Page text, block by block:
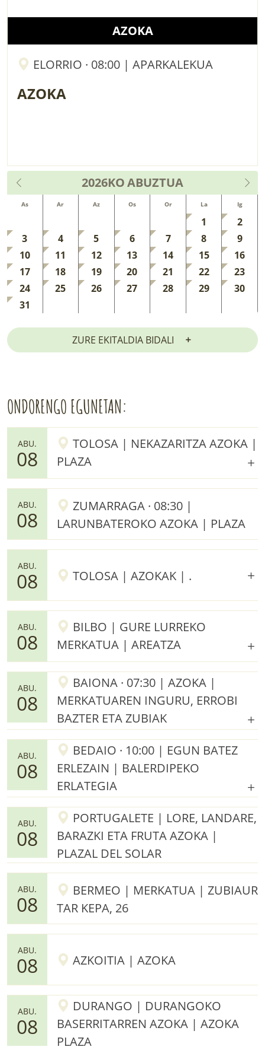
AZOKA
ELORRIO · 08:00 | APARKALEKUA
AZOKA
2026KOABUZTUA
As Ar Az Os Or La Ig
1
2
3
4 5 6 7 8
9
10
11 12 13 14 15
16
17
18 19 20 21 22
23
24
25 26 27 28 29
30
31
ZURE EKITALDIA BIDALI
ONDORENGO EGUNETAN:
ABU.
08
TOLOSA | NEKAZARITZA AZOKA |
PLAZA
ABU.
08
ZUMARRAGA · 08:30 |
LARUNBATEROKO AZOKA | PLAZA
ABU.
08 TOLOSA | AZOKAK | .
ABU.
08
BILBO | GURE LURREKO
MERKATUA | AREATZA
ABU.
08
BAIONA · 07:30 | AZOKA |
MERKATUAREN INGURU, ERROBI
BAZTER ETA ZUBIAK
ABU.
08
BEDAIO · 10:00 | EGUN BATEZ
ERLEZAIN | BALERDIPEKO
ERLATEGIA
ABU.
08
PORTUGALETE | LORE, LANDARE,
BARAZKI ETA FRUTA AZOKA |
PLAZAL DEL SOLAR
ABU.
08
BERMEO | MERKATUA | ZUBIAUR
TAR KEPA, 26
ABU.
08 AZKOITIA | AZOKA
ABU.
08
DURANGO | DURANGOKO
BASERRITARREN AZOKA | AZOKA
PLAZA